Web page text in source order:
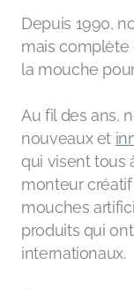
Depuis 1990,
mais complète
la mouche
Au fil des ans,
nouveaux et
qui visent tous
monteur
mouches
produits qui
internationaux.
Accessoires de